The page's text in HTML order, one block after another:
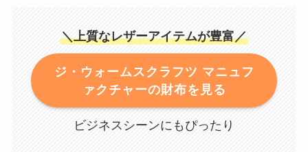
＼上質なレザーアイテムが豊富／
ジ・ウォームスクラフツ マニュフ
ァクチャーの財布を見る
ビジネスシーンにもぴったり